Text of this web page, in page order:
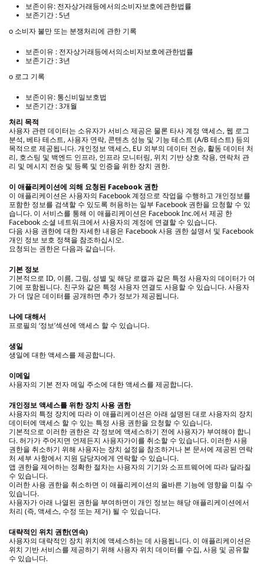
보존이유: 전자상거래등에서의소비자보호에관한법률
보존기간 : 5년
o 소비자 불만 또는 분쟁처리에 관한 기록
보존이유 : 전자상거래등에서의소비자보호에관한법률
보존기간 : 3년
o 로그 기록
보존이유: 통신비밀보호법
보존기간 : 3개월
처리 목적
사용자 관련 데이터는 소유자가 서비스 제공은 물론 타사 계정 액세스, 웹 로그
분석, 베타 테스트, 사용자 연락, 콘텐츠 성능 및 기능 테스트 (A/B 테스트) 등의
목적으로 제공됩니다. 개인정보 액세스, EU 외부의 데이터 전송, 활동 데이터 처
리, 호스팅 및 백엔드 인프라, 인프라 모니터링, 위치 기반 상호 작용, 연락처 관
리 및 메시지 전송 및 등록 및 인증을 위한 장치 권한.
이 애플리케이션에 의해 요청된 Facebook 권한
이 애플리케이션은 사용자의 Facebook 계정으로 작업을 수행하고 개인정보를
포함한 정보를 검색할 수 있도록 허용하는 일부 Facebook 권한을 요청할 수 있
습니다. 이 서비스를 통해 이 애플리케이션은 Facebook Inc.에서 제공 한
Facebook 소셜 네트워크에서 사용자의 계정에 연결할 수 있습니다.
다음 사용 권한에 대한 자세한 내용은 Facebook 사용 권한 설명서 및 Facebook
개인 정보 보호 정책을 참조하십시오.
요청되는 권한은 다음과 같습니다.
기본 정보
기본적으로 ID, 이름, 그림, 성별 및 해당 로캘과 같은 특정 사용자의 데이터가 여
기에 포함됩니다. 친구와 같은 특정 사용자 연결도 사용할 수 있습니다. 사용자
가 더 많은 데이터를 공개하면 추가 정보가 제공됩니다.
나에 대해서
프로필의 ‘정보’섹션에 액세스 할 수 있습니다.
생일
생일에 대한 액세스를 제공합니다.
이메일
사용자의 기본 전자 메일 주소에 대한 액세스를 제공합니다.
개인정보 액세스를 위한 장치 사용 권한
사용자의 특정 장치에 따라 이 애플리케이션은 아래 설명된 대로 사용자의 장치
데이터에 액세스 할 수 있는 특정 사용 권한을 요청할 수 있습니다.
기본적으로 이러한 권한은 각 정보에 액세스하기 전에 사용자가 부여해야 합니
다. 허가가 주어지면 언제든지 사용자가이를 취소할 수 있습니다. 이러한 사용
권한을 취소하기 위해 사용자는 장치 설정을 참조하거나 본 문서에 제공된 연락
처 세부 사항에서 지원 담당자에게 연락할 수 있습니다.
앱 권한을 제어하는 정확한 절차는 사용자의 기기와 소프트웨어에 따라 달라질
수 있습니다.
이러한 사용 권한을 취소하면 이 애플리케이션의 올바른 기능에 영향을 미칠 수
있습니다.
사용자가 아래 나열된 권한을 부여하면이 개인 정보는 해당 애플리케이션에서
처리 (즉, 액세스, 수정 또는 제거) 될 수 있습니다.
대략적인 위치 권한(연속)
사용자의 대략적인 장치 위치에 액세스하는 데 사용됩니다. 이 애플리케이션은
위치 기반 서비스를 제공하기 위해 사용자 위치 데이터를 수집, 사용 및 공유할
수 있습니다.